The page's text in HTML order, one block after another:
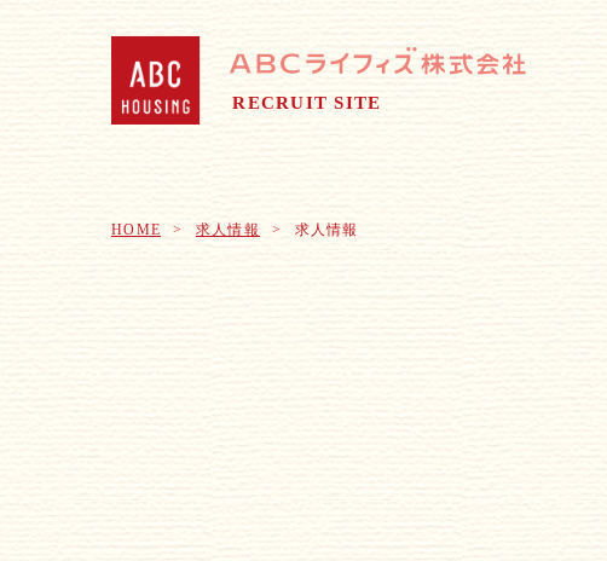
RECRUIT SITE
HOME 求人情報 求人情報